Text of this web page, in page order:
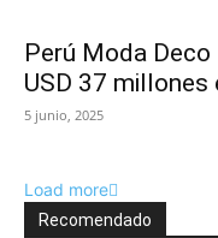
Perú Moda
USD 37 millones
5 junio, 2025
Load more
Recomendado